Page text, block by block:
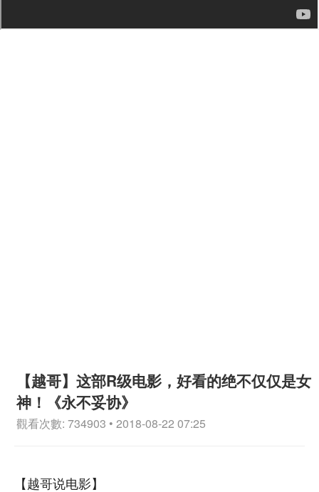
【越哥】这部R级电影，好看的绝不仅仅是女
神！《永不妥协》
觀看次數: 734903 • 2018-08-22 07:25
【越哥说电影】